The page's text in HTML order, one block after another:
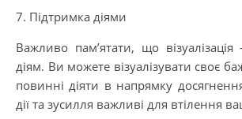
7. Підтримка діями
Важливо пам’ятати, що
діям. Ви можете візуалізувати своє
повинні діяти в напрямку
дії та зусилля важливі для втілення